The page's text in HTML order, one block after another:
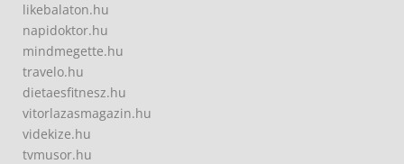
likebalaton.hu
napidoktor.hu
mindmegette.hu
travelo.hu
dietaesfitnesz.hu
vitorlazasmagazin.hu
videkize.hu
tvmusor.hu